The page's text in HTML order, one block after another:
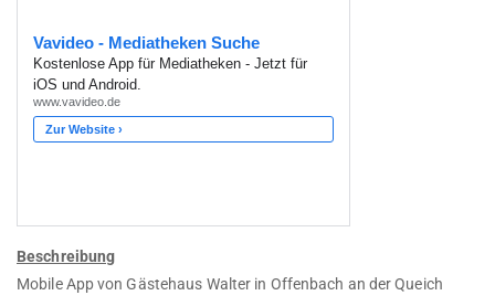
Beschreibung
Mobile App von Gästehaus Walter in Offenbach an der Queich